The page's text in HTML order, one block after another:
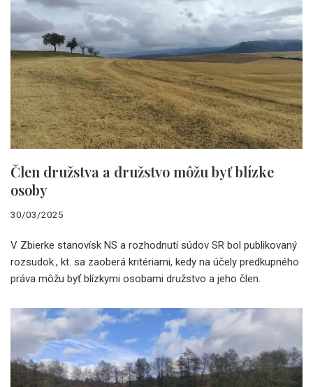
Člen družstva a družstvo môžu byť blízke
osoby
30/03/2025
V Zbierke stanovísk NS a rozhodnutí súdov SR bol publikovaný
rozsudok., kt. sa zaoberá kritériami, kedy na účely predkupného
práva môžu byť blízkymi osobami družstvo a jeho člen.